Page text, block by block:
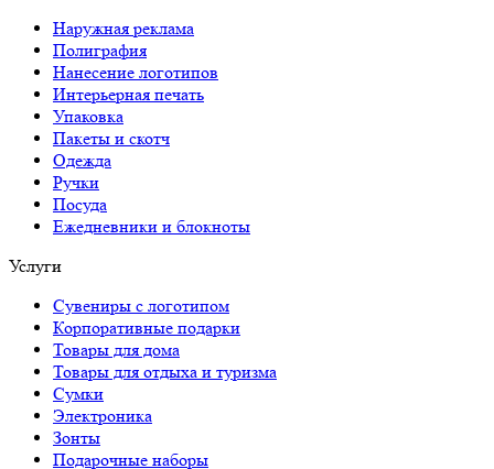
Наружная реклама
Полиграфия
Нанесение логотипов
Интерьерная печать
Упаковка
Пакеты и скотч
Одежда
Ручки
Посуда
Ежедневники и блокноты
Услуги
Сувениры с логотипом
Корпоративные подарки
Товары для дома
Товары для отдыха и туризма
Сумки
Электроника
Зонты
Подарочные наборы